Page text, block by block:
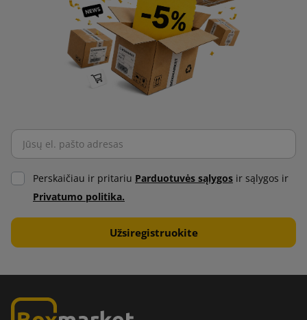
Perskaičiau ir pritariu Parduotuvės sąlygos ir sąlygos ir
Privatumo politika.